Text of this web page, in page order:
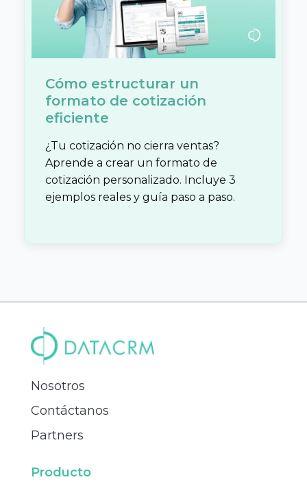
Cómo estructurar un
formato de cotización
eficiente
¿Tu cotización no cierra ventas?
Aprende a crear un formato de
cotización personalizado. Incluye 3
ejemplos reales y guía paso a paso.
Nosotros
Contáctanos
Partners
Producto